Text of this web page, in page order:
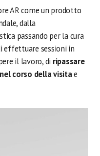
AR come un prodotto
dalla
passando per la cura
effettuare sessioni in
il lavoro, di ripassare
corso della visitae